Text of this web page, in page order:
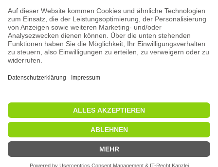
Allgemein
Newsletter
Abonnieren Sie unseren Newsletter und erfahren Sie als Erster
von Neuheiten und besten Angeboten!
FacebookInstagram